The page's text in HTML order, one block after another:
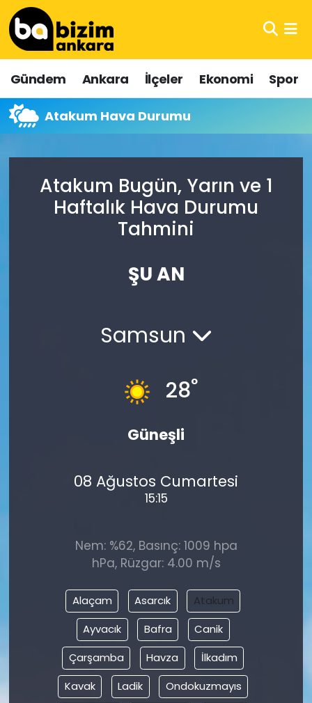
Gündem Ankara İlçeler Ekonomi Spor
Atakum Hava Durumu
Atakum Bugün, Yarın ve 1
Haftalık Hava Durumu
Tahmini
ŞU AN
Samsun
28°
Güneşli
08 Ağustos Cumartesi
15:15
Nem: %62, Basınç: 1009 hpa
hPa, Rüzgar: 4.00 m/s
Alaçam Asarcık
Atakum
Ayvacık
Bafra
Canik
Çarşamba
Havza
İlkadım
Kavak
Ladik
Ondokuzmayıs
Hava Durumu
Trafik Durumu
Süper Lig Puan Durumu ve Fikstür
Tüm Manşetler
Son Dakika Haberleri